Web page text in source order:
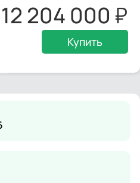
12 204 000
Купить